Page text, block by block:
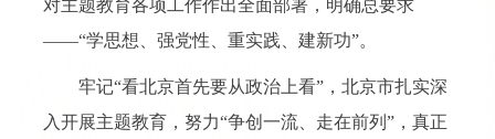
对主题教育各项工作作出全面部署，明确总要求
——“学思想、强党性、重实践、建新功”。
牢记“看北京首先要从政治上看”，北京市扎实深
入开展主题教育，努力“争创一流、走在前列”，真正